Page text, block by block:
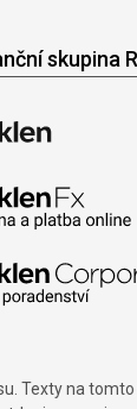
skupina
Texty na